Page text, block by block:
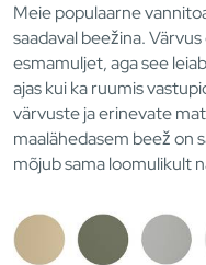
Meie populaarne
saadaval beežina.
esmamuljet, aga see
ajas kui ka ruumis
värvuste ja erinevate
maalähedasem beež on
mõjub sama loomulikult